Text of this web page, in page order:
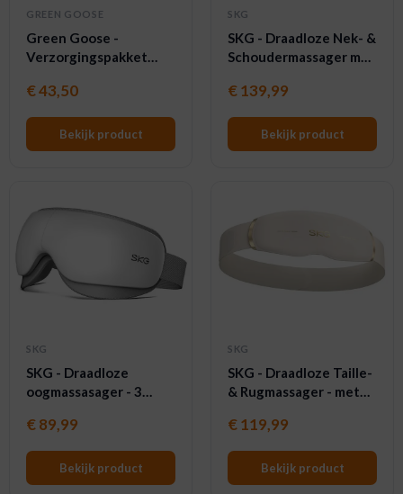
GREEN GOOSE
Green Goose -
Verzorgingspakket
badpakket -
Milieuvriendelijk
€43,50
Bekijk product
SKG
SKG - Draadloze Nek- &
Schoudermassager met
rolmassage - HS500-2 -
Wit
€139,99
Bekijk product
SKG
SKG - Draadloze
oogmassasager - 3
Modi & Bluetooth -
ES500 - Wit
€89,99
Bekijk product
SKG
SKG - Draadloze Taille-
& Rugmassager - met
Vibratie- en Warmte-
technologie - GS500 -
€119,99
Bekijk product